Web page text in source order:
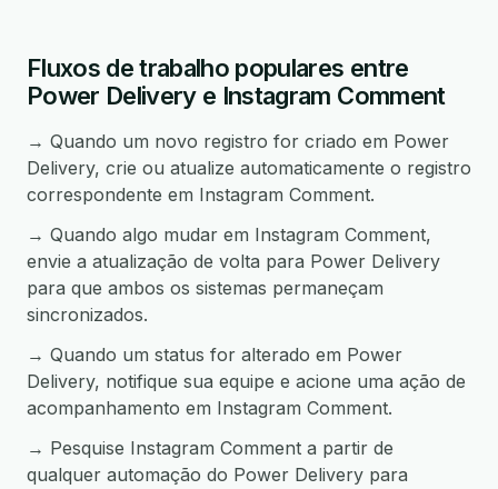
Fluxos de trabalho populares entre
Power Delivery e Instagram Comment
→ Quando um novo registro for criado em Power
Delivery, crie ou atualize automaticamente o registro
correspondente em Instagram Comment.
→ Quando algo mudar em Instagram Comment,
envie a atualização de volta para Power Delivery
para que ambos os sistemas permaneçam
sincronizados.
→ Quando um status for alterado em Power
Delivery, notifique sua equipe e acione uma ação de
acompanhamento em Instagram Comment.
→ Pesquise Instagram Comment a partir de
qualquer automação do Power Delivery para